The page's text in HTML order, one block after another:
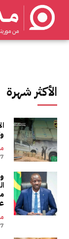
من
الأكثر شهرة
7 أغسطس 2026، 00:39 صباحًا
7 أغسطس 2026، 00:22 صباحًا